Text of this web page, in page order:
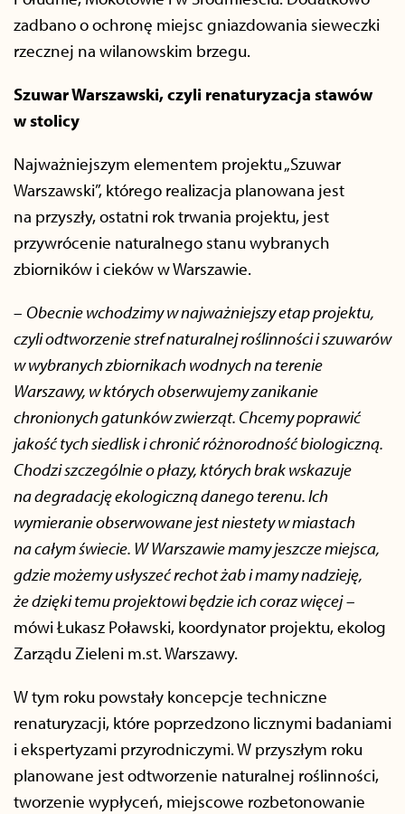
zadbano o ochronę miejsc gniazdowania sieweczki
rzecznej na wilanowskim brzegu.
Szuwar Warszawski, czyli renaturyzacja stawów
w stolicy
Najważniejszym elementem projektu „Szuwar
Warszawski”, którego realizacja planowana jest
na przyszły, ostatni rok trwania projektu, jest
przywrócenie naturalnego stanu wybranych
zbiorników i cieków w Warszawie.
– Obecnie wchodzimy w najważniejszy etap projektu,
czyli odtworzenie stref naturalnej roślinności i szuwarów
w wybranych zbiornikach wodnych na terenie
Warszawy, w których obserwujemy zanikanie
chronionych gatunków zwierząt. Chcemy poprawić
jakość tych siedlisk i chronić różnorodność biologiczną.
Chodzi szczególnie o płazy, których brak wskazuje
na degradację ekologiczną danego terenu. Ich
wymieranie obserwowane jest niestety w miastach
na całym świecie. W Warszawie mamy jeszcze miejsca,
gdzie możemy usłyszeć rechot żab i mamy nadzieję,
że dzięki temu projektowi będzie ich coraz więcej–
mówi Łukasz Poławski, koordynator projektu, ekolog
Zarządu Zieleni m.st. Warszawy.
W tym roku powstały koncepcje techniczne
renaturyzacji, które poprzedzono licznymi badaniami
i ekspertyzami przyrodniczymi. W przyszłym roku
planowane jest odtworzenie naturalnej roślinności,
tworzenie wypłyceń, miejscowe rozbetonowanie